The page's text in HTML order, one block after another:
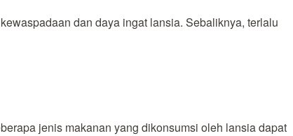
dan daya ingat lansia. Sebaliknya, terlalu
jenis makanan yang dikonsumsi oleh lansia dapat